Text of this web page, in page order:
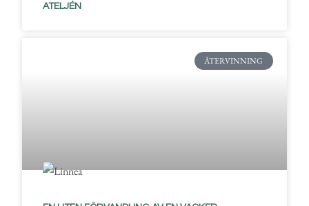
ATELJÉN
ÅTERVINNING